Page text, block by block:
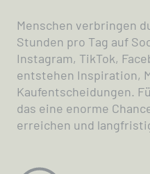
Menschen verbringen
Stunden pro Tag auf
Instagram, TikTok,
entstehen Inspiration,
Kaufentscheidungen.
das eine enorme
erreichen und